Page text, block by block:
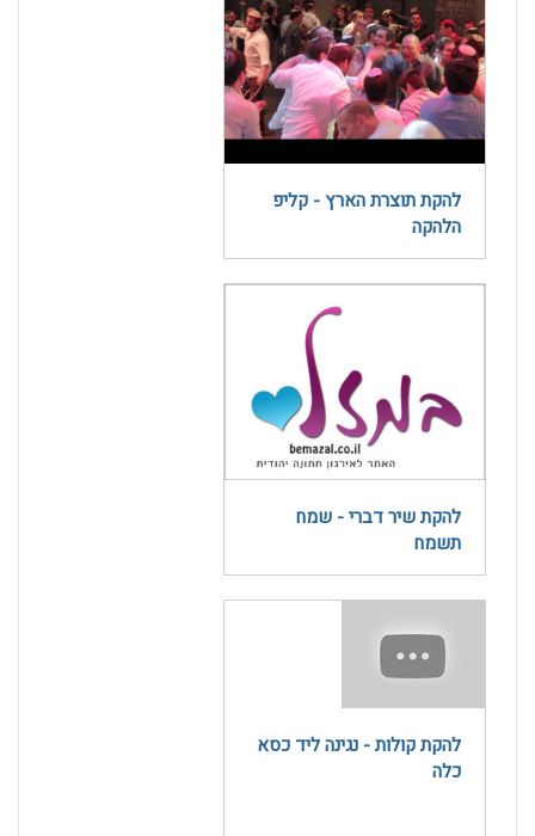
להקת תוצרת הארץ - קליפ
הלהקה
להקת שיר דברי - שמח
תשמח
להקת קולות - נגינה ליד כסא
כלה